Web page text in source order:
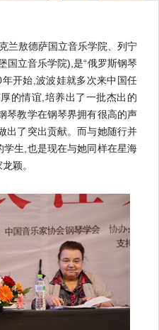
兰敖德萨国立音乐学院、列宁
国立音乐学院),是“俄罗斯钢琴
年开始,波波娃就多次来中国任
的情谊,培养出了一批杰出的
琴教学在钢琴界拥有很高的声
出了突出贡献。而与她随行并
生,也是现在与她同样在星海
颖。